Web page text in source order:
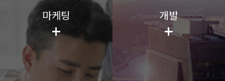
마케팅
+
개발
+